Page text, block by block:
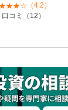
（4.2）
口コミ（12）